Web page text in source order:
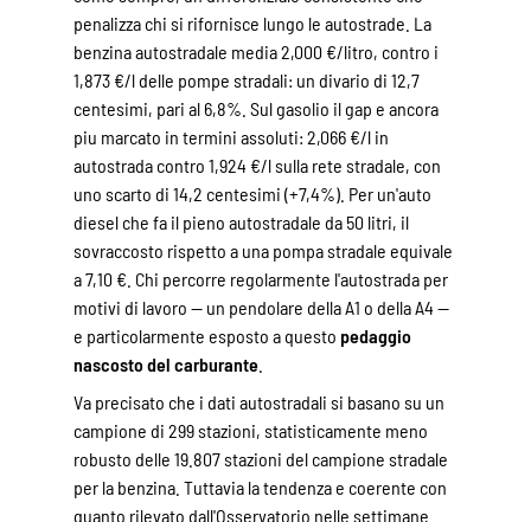
penalizza chi si rifornisce lungo le autostrade. La
benzina autostradale media 2,000 €/litro, contro i
1,873 €/l delle pompe stradali: un divario di 12,7
centesimi, pari al 6,8%. Sul gasolio il gap e ancora
piu marcato in termini assoluti: 2,066 €/l in
autostrada contro 1,924 €/l sulla rete stradale, con
uno scarto di 14,2 centesimi (+7,4%). Per un'auto
diesel che fa il pieno autostradale da 50 litri, il
sovraccosto rispetto a una pompa stradale equivale
a 7,10 €. Chi percorre regolarmente l'autostrada per
motivi di lavoro — un pendolare della A1 o della A4 —
e particolarmente esposto a questo pedaggio
nascosto del carburante
Va precisato che i dati autostradali si basano su un
campione di 299 stazioni, statisticamente meno
robusto delle 19.807 stazioni del campione stradale
per la benzina. Tuttavia la tendenza e coerente con
quanto rilevato dall'Osservatorio nelle settimane